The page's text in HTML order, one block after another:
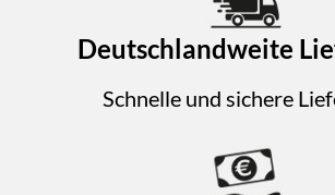
Deutschlandweite
Schnelle und sichere